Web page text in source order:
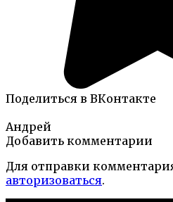
Поделиться в ВКонтакте
Андрей
Добавить комментарии
Для отправки
авторизоваться.